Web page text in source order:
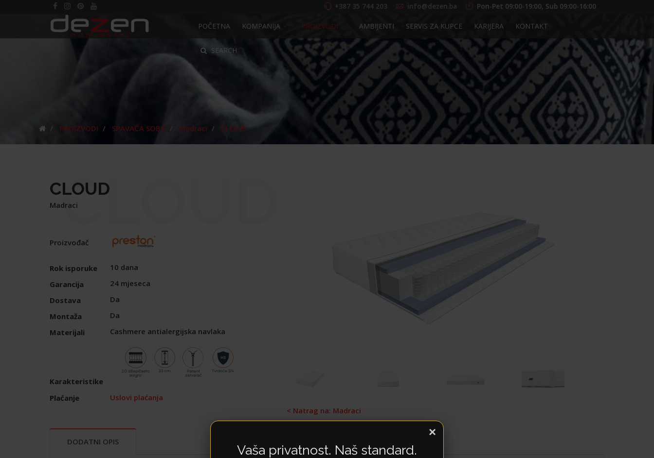
POČETNA KOMPANIJA PROIZVODI AMBIJENTI SERVIS ZA KUPCE KARIJERA KONTAKT
SEARCH
+387 35 744 203 info@dezen.ba Pon-Pet 09:00-19:00, Sub 09:00-16:00
PROIZVODI SPAVAĆA SOBA Madraci CLOUD
CLOUD
CLOUD
Madraci
Proizvođač
Rok isporuke
10 dana
Garancija
24 mjeseca
Dostava
Da
Montaža
Da
Materijali
Cashmere antialergijska navlaka
Karakteristike
Plaćanje
Uslovi plaćanja
< Natrag na: Madraci
DODATNI OPIS
×
Vaša privatnost. Naš standard.